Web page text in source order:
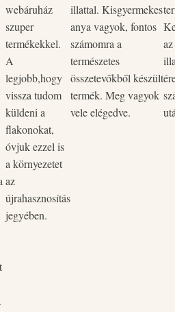
webáruház
szuper
termékekkel.
A
legjobb,hogy
vissza tudom
küldeni a
flakonokat,
óvjuk ezzel is
a környezetet
az
újrahasznosítás
jegyében.
illattal. Kisgyermekes
anya vagyok, fontos
számomra a
természetes
összetevőkből készült
termék. Meg vagyok
vele elégedve.